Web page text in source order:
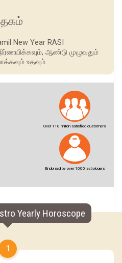
New Year RASI
ஆண்டு முழுவதும்
உதவும்.
Over 110 million satisfied customers
Endorsed by over 1000 astrologers
Yearly Horoscope
1